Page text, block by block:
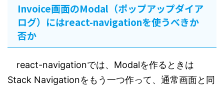
Invoice画面のModal（ポップアップダイア
ログ）にはreact-navigationを使うべきか
否か
react-navigationでは、Modalを作るときは
Stack Navigationをもう一つ作って、通常画面と同